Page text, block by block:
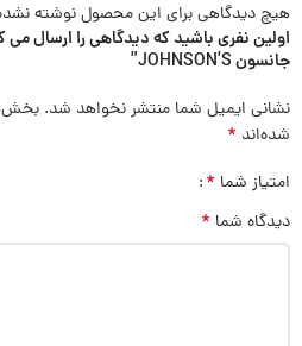
هیچ دیدگاهی برای این محصول نوشته
اولین نفری باشید که دیدگاهی را ارسال
جانسون JOHNSON’S”
نشانی ایمیل شما منتشر نخواهد شد.
شده‌اند *
امتیاز شما *
دیدگاه شما *